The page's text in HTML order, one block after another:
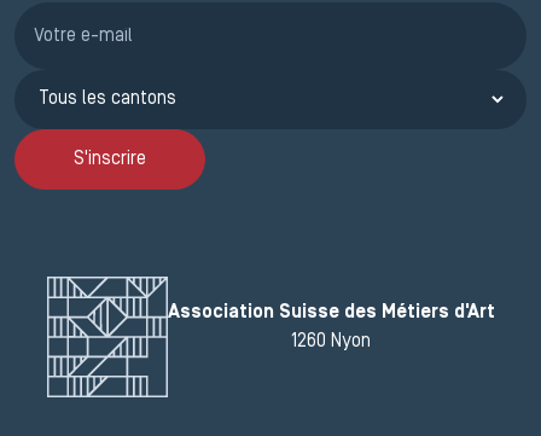
S'inscrire
Association Suisse des Métiers d'Art
1260 Nyon